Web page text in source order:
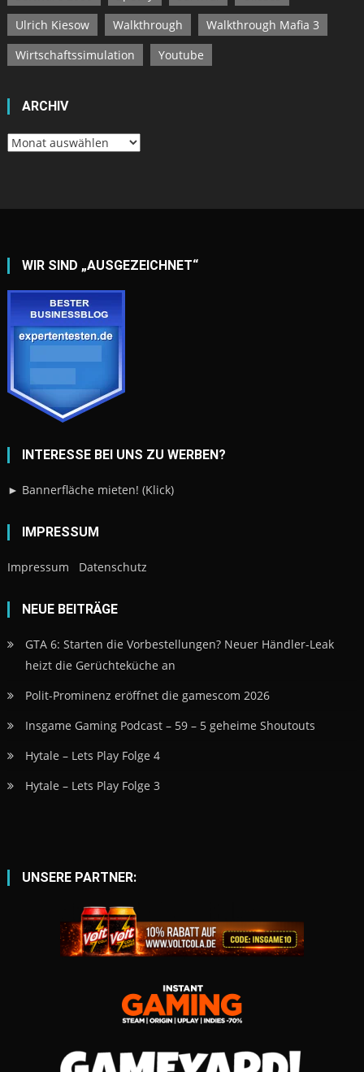
Ulrich Kiesow
Walkthrough
Walkthrough Mafia 3
Wirtschaftssimulation
Youtube
ARCHIV
Archiv
WIR SIND „AUSGEZEICHNET“
INTERESSE BEI UNS ZU WERBEN?
► Bannerfläche mieten! (Klick)
IMPRESSUM
Impressum Datenschutz
NEUE BEITRÄGE
GTA 6: Starten die Vorbestellungen? Neuer Händler-Leak
heizt die Gerüchteküche an
Polit-Prominenz eröffnet die gamescom 2026
Insgame Gaming Podcast – 59 – 5 geheime Shoutouts
Hytale – Lets Play Folge 4
Hytale – Lets Play Folge 3
UNSERE PARTNER: